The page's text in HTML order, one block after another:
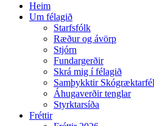
new
window
Heim
Um félagið
Starfsfólk
Ræður og ávörp
Stjórn
Fundargerðir
Skrá mig í félagið
Samþykktir
Áhugaverðir tenglar
Styrktarsíða
Fréttir